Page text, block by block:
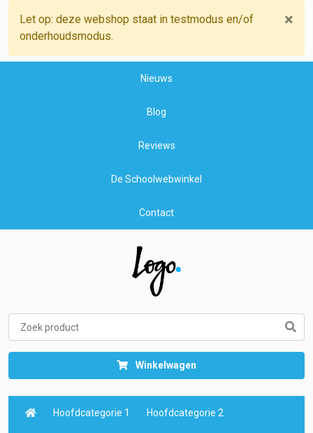
×
Let op: deze webshop staat in testmodus en/of
onderhoudsmodus.
Nieuws
Blog
Reviews
De Schoolwebwinkel
Contact
Winkelwagen
Hoofdcategorie 1 Hoofdcategorie 2